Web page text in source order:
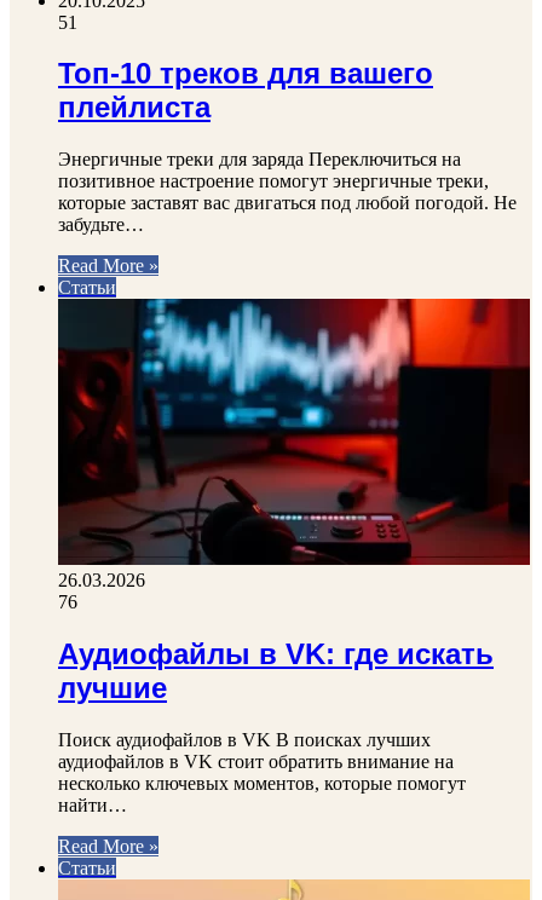
51
Топ-10 треков для вашего
плейлиста
Энергичные треки для заряда Переключиться на
позитивное настроение помогут энергичные треки,
которые заставят вас двигаться под любой погодой. Не
забудьте…
Read More »
Статьи
26.03.2026
76
Аудиофайлы в VK: где искать
лучшие
Поиск аудиофайлов в VK В поисках лучших
аудиофайлов в VK стоит обратить внимание на
несколько ключевых моментов, которые помогут
найти…
Read More »
Статьи